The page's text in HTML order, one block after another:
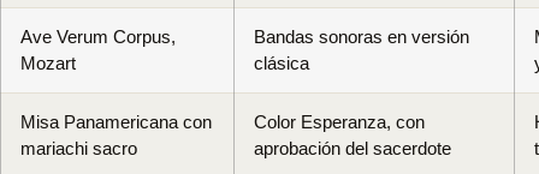
Ave Verum Corpus,
Mozart
Bandas sonoras en versión
clásica
Misa Panamericana con
mariachi sacro
Color Esperanza, con
aprobación del sacerdote